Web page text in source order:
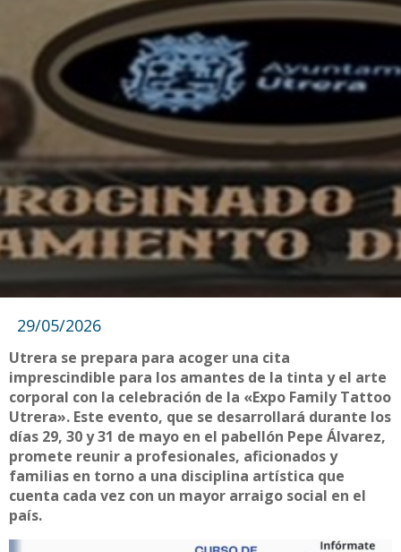
29/05/2026
Utrera se prepara para acoger una cita
imprescindible para los amantes de la tinta y el arte
corporal con la celebración de la «Expo Family Tattoo
Utrera». Este evento, que se desarrollará durante los
días 29, 30 y 31 de mayo en el pabellón Pepe Álvarez,
promete reunir a profesionales, aficionados y
familias en torno a una disciplina artística que
cuenta cada vez con un mayor arraigo social en el
país.